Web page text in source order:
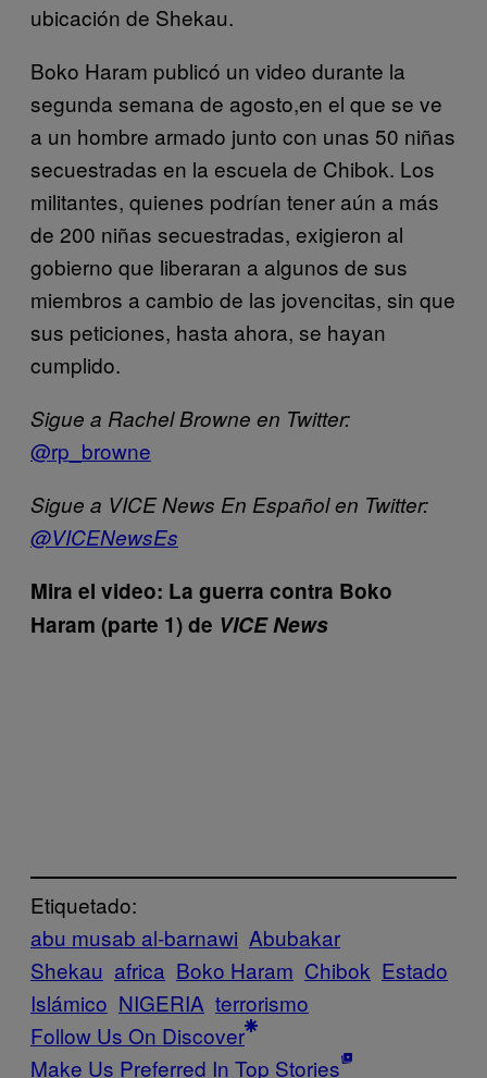
ubicación de Shekau.
Boko Haram publicó un video durante la
segunda semana de agosto,en el que se ve
a un hombre armado junto con unas 50 niñas
secuestradas en la escuela de Chibok. Los
militantes, quienes podrían tener aún a más
de 200 niñas secuestradas, exigieron al
gobierno que liberaran a algunos de sus
miembros a cambio de las jovencitas, sin que
sus peticiones, hasta ahora, se hayan
cumplido.
Sigue a Rachel Browne en Twitter:
@rp_browne
Sigue a VICE News En Español en Twitter:
@VICENewsEs
Mira el video: La guerra contra Boko
Haram (parte 1) de VICE News
Etiquetado:
abu musab al-barnawi Abubakar
Shekau africa Boko Haram Chibok Estado
Islámico NIGERIA terrorismo
Follow Us On Discover
Make Us Preferred In Top Stories